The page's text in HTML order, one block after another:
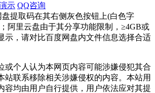
示 QQ咨询
盘提取码在其右侧灰色按钮上(白色字
阿里云盘由于其分享功能限制，≥4GB或
示，请对比百度网盘内文件信息选择合适
或个人认为本网页内容可能涉嫌侵犯其合
站联系移除相关涉嫌侵权的内容。本站用
容均由用户自行提供，用户依法应对其提